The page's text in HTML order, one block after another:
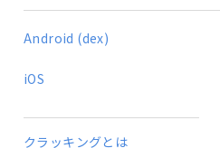
Android (dex)
iOS
クラッキングとは